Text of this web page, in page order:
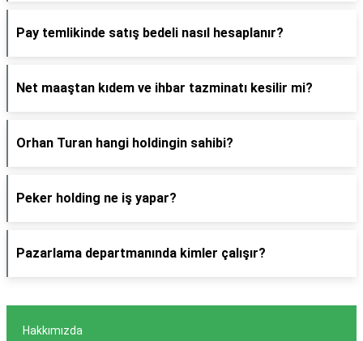
Pay temlikinde satış bedeli nasıl hesaplanır?
Net maaştan kıdem ve ihbar tazminatı kesilir mi?
Orhan Turan hangi holdingin sahibi?
Peker holding ne iş yapar?
Pazarlama departmanında kimler çalışır?
Hakkımızda